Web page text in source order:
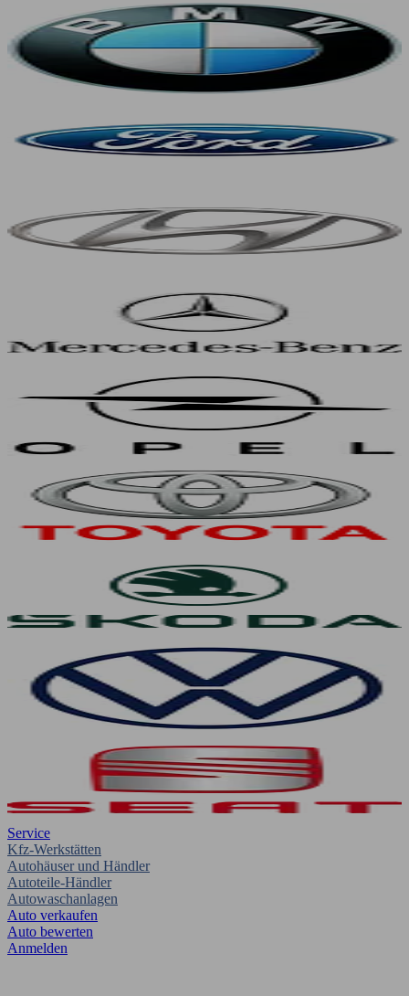
Service
Kfz-Werkstätten
Autohäuser und Händler
Autoteile-Händler
Autowaschanlagen
Auto verkaufen
Auto bewerten
Anmelden